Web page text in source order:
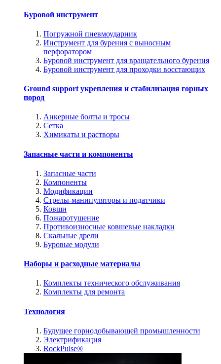
Буровой инструмент
Погружной пневмоударник
Инструмент для бурения с выносным
перфоратором
Буровой инструмент для вращательного бурения
Буровой инструмент для проходки восстающих
Ground support укрепления и стабилизация горных
пород
Анкерные болты и тросы
Сетка
Химикаты и растворы
Запасные части и компоненты
Запасные части
Компоненты
Модификации
Стрелы-манипуляторы и податчики
Ковши
Пожаротушение
Противоизносные ковшевые накладки
Скальные дрели
Буровые модули
Наборы и расходные материалы
Комплекты технического обслуживания
Комплекты для ремонта
Технология
Будущее горнодобывающей промышленности
Электрификация
RockPulse®